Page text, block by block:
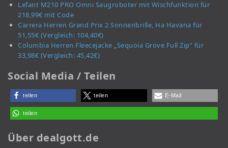
Lefant M210 PRO Omni Saugroboter mit Wischfunktion für
218,99€ mit Code
Carrera Herren Grand Prix 2 Sonnenbrille, Ha Havana für
51,55€ (Vergleich: 104,40€)
Columbia Herren Fleecejacke „Sequoia Grove Full Zip“ für
33,98€ (Vergleich: 45,42€)
Social Media / Teilen
teilen teilen E-Mail
teilen
Über dealgott.de